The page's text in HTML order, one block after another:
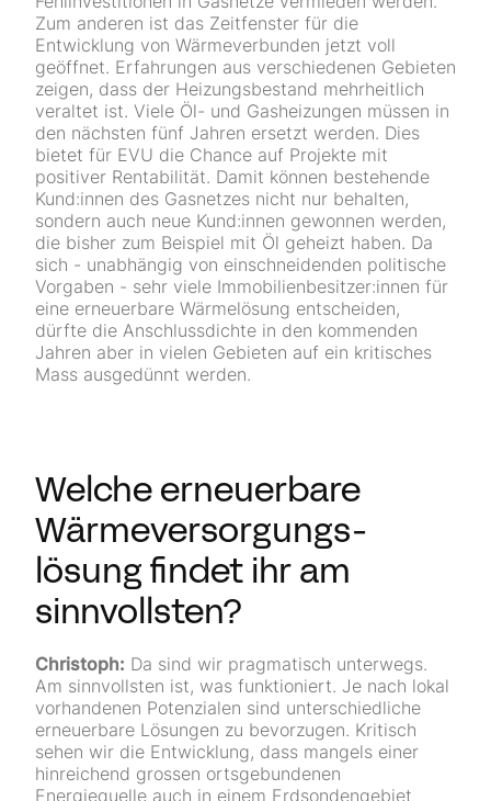
Zum anderen ist das Zeitfenster für die
Entwicklung von Wärmeverbunden jetzt voll
geöffnet. Erfahrungen aus verschiedenen Gebieten
zeigen, dass der Heizungsbestand mehrheitlich
veraltet ist. Viele Öl- und Gasheizungen müssen in
den nächsten fünf Jahren ersetzt werden. Dies
bietet für EVU die Chance auf Projekte mit
positiver Rentabilität. Damit können bestehende
Kund:innen des Gasnetzes nicht nur behalten,
sondern auch neue Kund:innen gewonnen werden,
die bisher zum Beispiel mit Öl geheizt haben. Da
sich - unabhängig von einschneidenden politische
Vorgaben - sehr viele Immobilien­besitzer:innen für
eine erneuerbare Wärmelösung entscheiden,
dürfte die Anschlussdichte in den kommenden
Jahren aber in vielen Gebieten auf ein kritisches
Mass ausgedünnt werden.
Welche erneuerbare
Wärme­versorgungs­
lösung findet ihr am
sinnvollsten?
Christoph: Da sind wir pragmatisch unterwegs.
Am sinnvollsten ist, was funktioniert. Je nach lokal
vorhandenen Potenzialen sind unterschiedliche
erneuerbare Lösungen zu bevorzugen. Kritisch
sehen wir die Entwicklung, dass mangels einer
hinreichend grossen ortsgebundenen
Energiequelle auch in einem Erdsondengebiet